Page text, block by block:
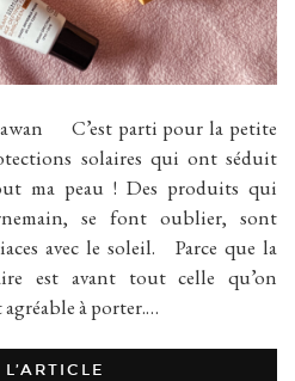
C’est parti pour la petite
solaires qui ont séduit
ma peau ! Des produits qui
se font oublier, sont
avec le soleil. Parce que la
est avant tout celle qu’on
à porter.…